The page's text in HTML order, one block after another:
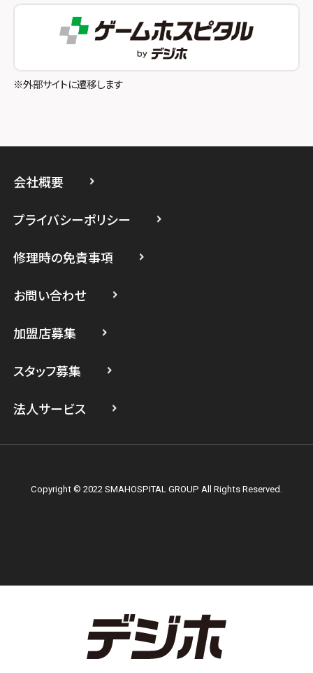
スマホスピタル町田
スマホスピタル吉祥寺
スマホスピタル立川
スマホスピタル たまプラーザ駅前
スマホスピタル 登戸・向ヶ丘遊園
スマホスピタル 武蔵小杉
スマホスピタル テルル上大岡
※外部サイトに遷移します
会社概要
プライバシーポリシー
修理時の免責事項
お問い合わせ
加盟店募集
スタッフ募集
法人サービス
Copyright © 2022 SMAHOSPITAL GROUP All Rights Reserved.